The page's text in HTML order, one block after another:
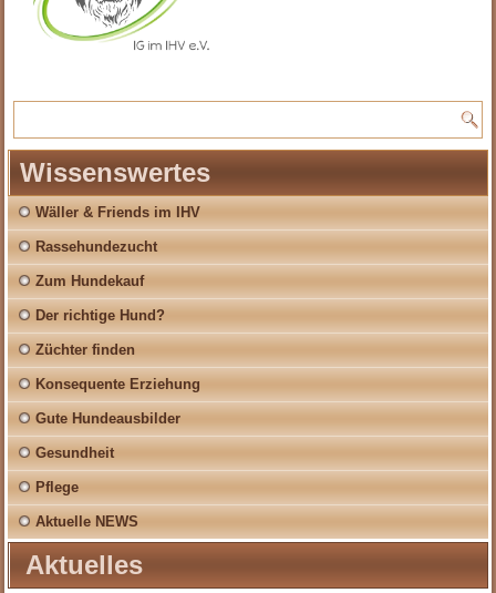
Wissenswertes
Wäller & Friends im IHV
Rassehundezucht
Zum Hundekauf
Der richtige Hund?
Züchter finden
Konsequente Erziehung
Gute Hundeausbilder
Gesundheit
Pflege
Aktuelle NEWS
Aktuelles